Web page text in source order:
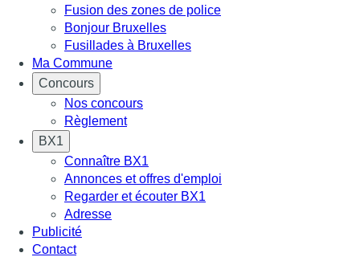
Fusion des zones de police
Bonjour Bruxelles
Fusillades à Bruxelles
Ma Commune
Concours
Nos concours
Règlement
BX1
Connaître BX1
Annonces et offres d'emploi
Regarder et écouter BX1
Adresse
Publicité
Contact